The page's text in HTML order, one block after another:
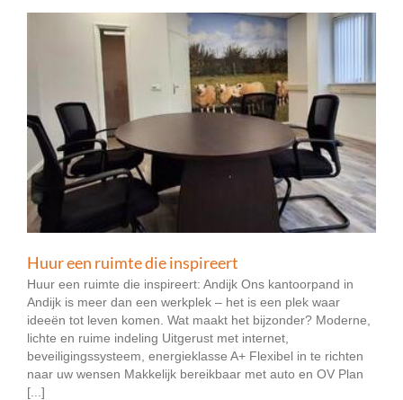
Huur een ruimte die inspireert
Huur een ruimte die inspireert: Andijk Ons kantoorpand in
Andijk is meer dan een werkplek – het is een plek waar
ideeën tot leven komen. Wat maakt het bijzonder? Moderne,
lichte en ruime indeling Uitgerust met internet,
beveiligingssysteem, energieklasse A+ Flexibel in te richten
naar uw wensen Makkelijk bereikbaar met auto en OV Plan
[...]